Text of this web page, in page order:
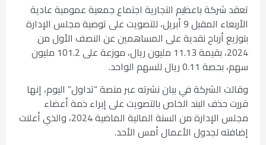
تعقد شركة باعظيم التجارية اجتماع جمعية عمومية عادية
الأربعاء المقبل 9 أبريل، للتصويت على توصية مجلس الإدارة
بتوزيع أرباح نقدية على المساهمين عن النصف الأول من
2024، بقيمة 11.13 مليون ريال، موزعة على 101.2 مليون
سهم، بحصة 0.11 ريال للسهم الواحد.
وقالت الشركة في بيان نشرته عبر منصة “تداول” اليوم، إنها
قررت حذف البند الخاص بالتصويت على إبراء ذمة أعضاء
مجلس الإدارة من السنة المالية الماضية 2024، والذي أعلنت
إضافته لجدول الأعمال أمس الأحد.